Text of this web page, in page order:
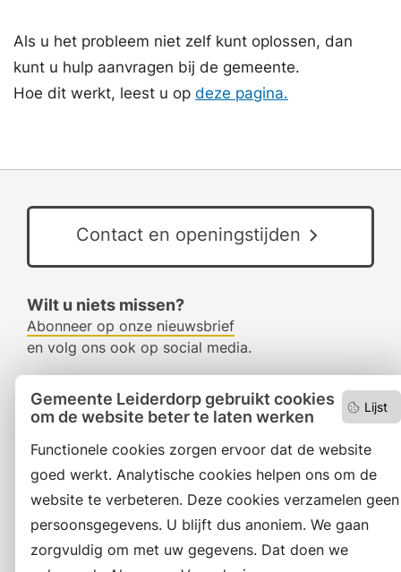
Lijst
Gemeente Leiderdorp gebruikt cookies
om de website beter te laten werken
Functionele cookies zorgen ervoor dat de website
goed werkt. Analytische cookies helpen ons om de
website te verbeteren. Deze cookies verzamelen geen
persoonsgegevens. U blijft dus anoniem. We gaan
zorgvuldig om met uw gegevens. Dat doen we
Als u het probleem niet zelf kunt oplossen, dan
kunt u hulp aanvragen bij de gemeente.
Hoe dit werkt, leest u op deze pagina.
Contact en openingstijden
Wilt u niets missen?
Abonneer op onze nieuwsbrief
en volg ons ook op social media.
Facebook
RSS
LinkedIn
Instagram